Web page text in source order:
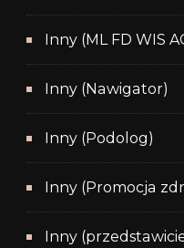
Inny (ML FD WIS
Inny (Nawigator)
Inny (Podolog)
Inny (Promocja
Inny